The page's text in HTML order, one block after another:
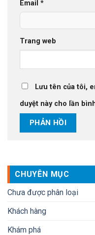
Email *
Trang web
Lưu tên của tôi,
duyệt này cho lần
CHUYÊN MỤC
Chưa được phân loại
Khách hàng
Khám phá